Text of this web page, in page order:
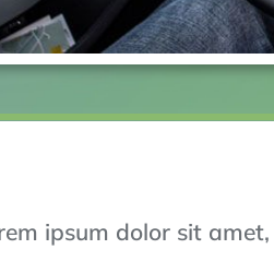
ipsum dolor sit